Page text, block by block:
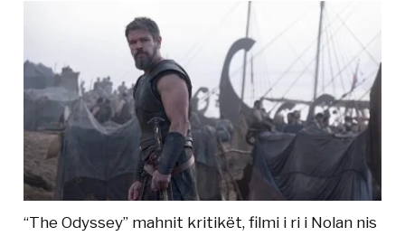
“The Odyssey” mahnit kritikët, filmi i ri i Nolan nis